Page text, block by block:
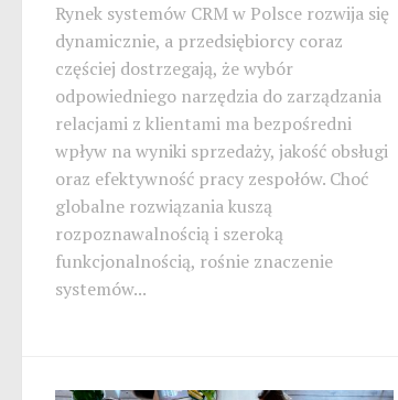
Rynek systemów CRM w Polsce rozwija się
dynamicznie, a przedsiębiorcy coraz
częściej dostrzegają, że wybór
odpowiedniego narzędzia do zarządzania
relacjami z klientami ma bezpośredni
wpływ na wyniki sprzedaży, jakość obsługi
oraz efektywność pracy zespołów. Choć
globalne rozwiązania kuszą
rozpoznawalnością i szeroką
funkcjonalnością, rośnie znaczenie
systemów...